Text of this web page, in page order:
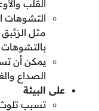
القلب
التشوهات
مثل
بالتشوهات
يمكن أن
الصداع
على البيئة
تسبب تلوث